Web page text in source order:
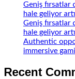
Geniş fırsatlar
hale geliyor
Geniş fırsatlar
hale geliyor
Authentic
immersive
Recent